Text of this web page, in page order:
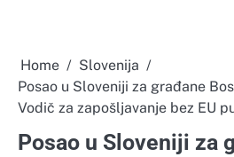
Home
Slovenija
Posao u Sloveniji za građane
Vodič za zapošljavanje bez EU
Posao u Sloveniji za